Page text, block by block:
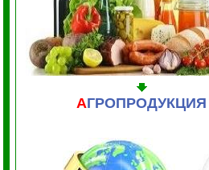
АГРОПРОДУКЦИЯ